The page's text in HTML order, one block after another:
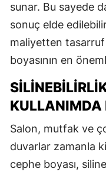
sunar. Bu sayede
sonuç elde
maliyetten
boyasının en
KULLANIMDA
Salon, mutfak ve
duvarlar zamanla
cephe boyası,